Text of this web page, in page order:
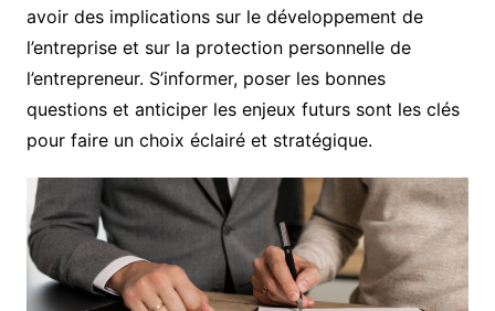
avoir des implications sur le développement de
l’entreprise et sur la protection personnelle de
l’entrepreneur. S’informer, poser les bonnes
questions et anticiper les enjeux futurs sont les clés
pour faire un choix éclairé et stratégique.